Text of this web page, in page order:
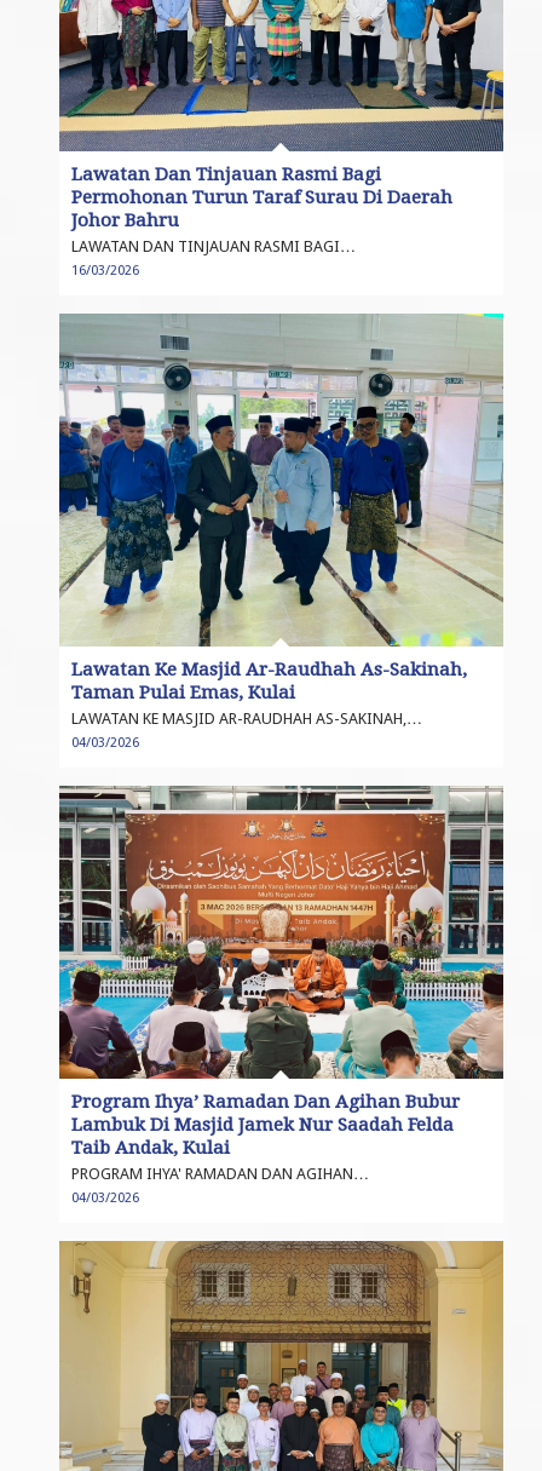
Lawatan Dan Tinjauan Rasmi Bagi
Permohonan Turun Taraf Surau Di Daerah
Johor Bahru
LAWATAN DAN TINJAUAN RASMI BAGI…
16/03/2026
Lawatan Ke Masjid Ar-Raudhah As-Sakinah,
Taman Pulai Emas, Kulai
LAWATAN KE MASJID AR-RAUDHAH AS-SAKINAH,…
04/03/2026
Program Ihya’ Ramadan Dan Agihan Bubur
Lambuk Di Masjid Jamek Nur Saadah Felda
Taib Andak, Kulai
PROGRAM IHYA' RAMADAN DAN AGIHAN…
04/03/2026